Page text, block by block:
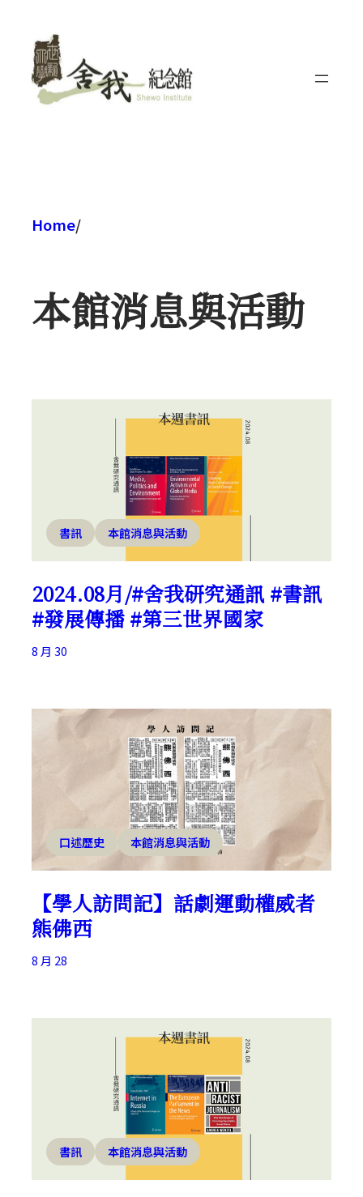
Home/
本館消息與活動
書訊 本館消息與活動
2024.08月/#舍我研究通訊 #書訊
#發展傳播 #第三世界國家
8 月 30
口述歷史 本館消息與活動
【學人訪問記】話劇運動權威者
熊佛西
8 月 28
書訊 本館消息與活動